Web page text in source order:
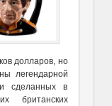
долларов, но
легендарной
сделанных в
британских